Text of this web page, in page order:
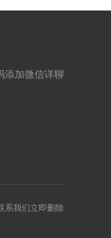
添加微信详聊
系我们立即删除